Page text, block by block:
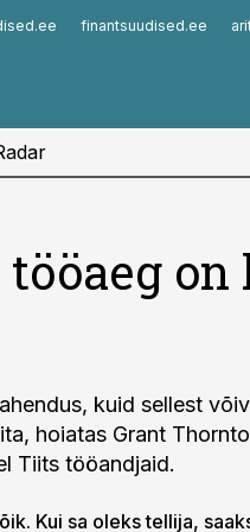
finantsuudised.ee
on
kuid sellest
hoiatas Grant
Tiits tööandjaid.
Kui sa oleks tellija,